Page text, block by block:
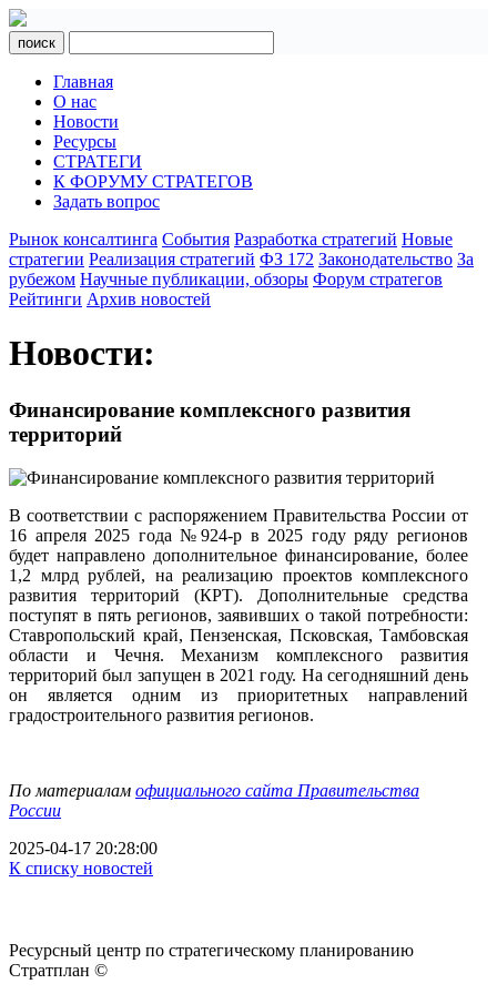
поиск
Главная
О нас
Новости
Ресурсы
СТРАТЕГИ
К ФОРУМУ СТРАТЕГОВ
Задать вопрос
Рынок консалтинга События Разработка стратегий Новые
стратегии Реализация стратегий ФЗ 172 Законодательство За
рубежом Научные публикации, обзоры Форум стратегов
Рейтинги Архив новостей
Новости:
Финансирование комплексного развития
территорий
В соответствии с распоряжением Правительства России от
16 апреля 2025 года №924-р в 2025 году ряду регионов
будет направлено дополнительное финансирование, более
1,2 млрд рублей, на реализацию проектов комплексного
развития территорий (КРТ). Дополнительные средства
поступят в пять регионов, заявивших о такой потребности:
Ставропольский край, Пензенская, Псковская, Тамбовская
области и Чечня. Механизм комплексного развития
территорий был запущен в 2021 году. На сегодняшний день
он является одним из приоритетных направлений
градостроительного развития регионов.
По материалам официального сайта Правительства
России
2025-04-17 20:28:00
К списку новостей
Ресурсный центр по стратегическому планированию
Стратплан ©